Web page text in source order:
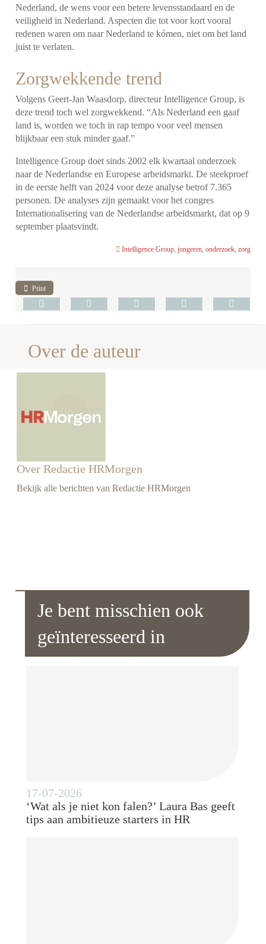
Nederland, de wens voor een betere levensstandaard en de
veiligheid in Nederland. Aspecten die tot voor kort vooral
redenen waren om naar Nederland te kómen, niet om het land
juist te verlaten.
Zorgwekkende trend
Volgens Geert-Jan Waasdorp, directeur Intelligence Group, is
deze trend toch wel zorgwekkend. “Als Nederland een gaaf
land is, worden we toch in rap tempo voor veel mensen
blijkbaar een stuk minder gaaf.”
Intelligence Group doet sinds 2002 elk kwartaal onderzoek
naar de Nederlandse en Europese arbeidsmarkt. De steekproef
in de eerste helft van 2024 voor deze analyse betrof 7.365
personen. De analyses zijn gemaakt voor het congres
Internationalisering van de Nederlandse arbeidsmarkt, dat op 9
september plaatsvindt.
Intelligence Group, jongeren, onderzoek, zorg
Print
Over de auteur
Over Redactie HRMorgen
Bekijk alle berichten van Redactie HRMorgen
Je bent misschien ook
geïnteresseerd in
17-07-2026
‘Wat als je niet kon falen?’ Laura Bas geeft
tips aan ambitieuze starters in HR